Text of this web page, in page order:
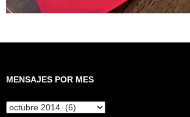
MENSAJES POR MES
Mensajes